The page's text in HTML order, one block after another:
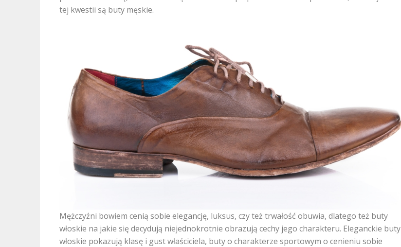
tej kwestii są buty męskie.
Mężczyźni bowiem cenią sobie elegancję, luksus, czy też trwałość obuwia, dlatego też buty
włoskie na jakie się decydują niejednokrotnie obrazują cechy jego charakteru. Eleganckie buty
włoskie pokazują klasę i gust właściciela, buty o charakterze sportowym o cenieniu sobie